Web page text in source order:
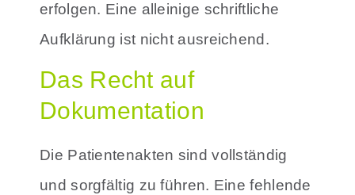
erfolgen. Eine alleinige schriftliche
Aufklärung ist nicht ausreichend.
Das Recht auf
Dokumentation
Die Patientenakten sind vollständig
und sorgfältig zu führen. Eine fehlende